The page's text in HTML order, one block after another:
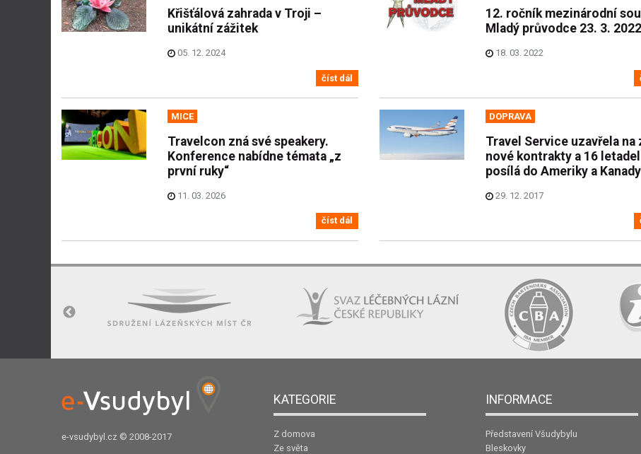
Křišťálová zahrada v Troji –
unikátní zážitek
05. 12. 2024
číst dál
MICE
Travelcon zná své speakery.
Konference nabídne témata „z
první ruky“
11. 03. 2026
číst dál
12. ročník mezinárodní
Mladý průvodce 23. 3. 2022
18. 03. 2022
DOPRAVA
Travel Service uzavřela na
nové kontrakty a 16 letadel
posílá do Ameriky a Kanady
29. 12. 2017
e-vsudybyl.cz © 2008-2017
KATEGORIE
Z domova
Ze světa
INFORMACE
Představení Všudybylu
Bleskovky